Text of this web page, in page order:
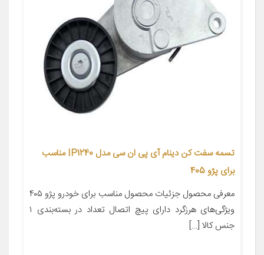
تسمه سفت کن دینام آی پی ان سی مدل IP1240 مناسب
برای پژو 405
معرفی محصول جزئیات محصول مناسب برای خودرو پژو ۴۰۵
ویژگی‌های هرزگرد دارای پیچ اتصال تعداد در بسته‌بندی ۱
جنس کالا […]